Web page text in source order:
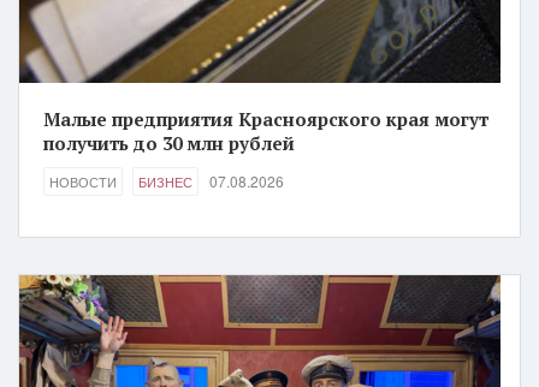
Малые предприятия Красноярского края могут
получить до 30 млн рублей
НОВОСТИ БИЗНЕС 07.08.2026